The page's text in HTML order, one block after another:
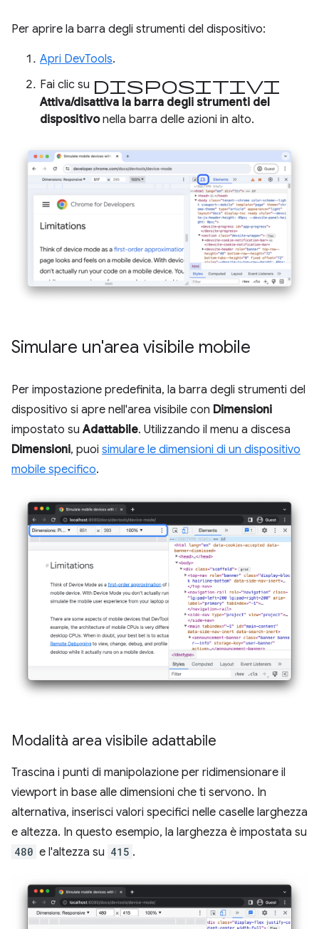
Per aprire la barra degli strumenti del dispositivo:
Apri DevTools.
Fai clic su Dispositivi
Attiva/disattiva la barra degli strumenti del
dispositivonella barra delle azioni in alto.
Simulare un'area visibile mobile
Per impostazione predefinita, la barra degli strumenti del
dispositivo si apre nell'area visibile con Dimensioni
impostato suAdattabile. Utilizzando il menu a discesa
Dimensioni, puoi simulare le dimensioni di un dispositivo
mobile specifico.
Modalità area visibile adattabile
Trascina i punti di manipolazione per ridimensionare il
viewport in base alle dimensioni che ti servono. In
alternativa, inserisci valori specifici nelle caselle larghezza
e altezza. In questo esempio, la larghezza è impostata su
480 e l'altezza su 415 .